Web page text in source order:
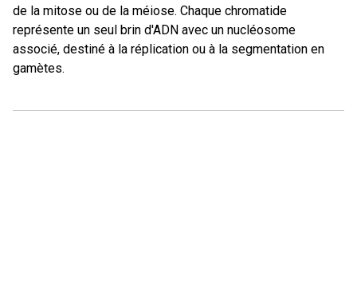
de la mitose ou de la méiose. Chaque chromatide
représente un seul brin d'ADN avec un nucléosome
associé, destiné à la réplication ou à la segmentation en
gamètes.